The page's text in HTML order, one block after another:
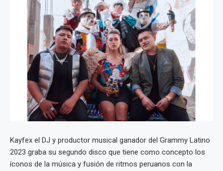
Kayfex el DJ y productor musical ganador del Grammy Latino
2023 graba su segundo disco que tiene como concepto los
íconos de la música y fusión de ritmos peruanos con la